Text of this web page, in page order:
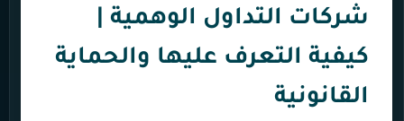
شركات التداول الوهمية |
كيفية التعرف عليها والحماية
القانونية